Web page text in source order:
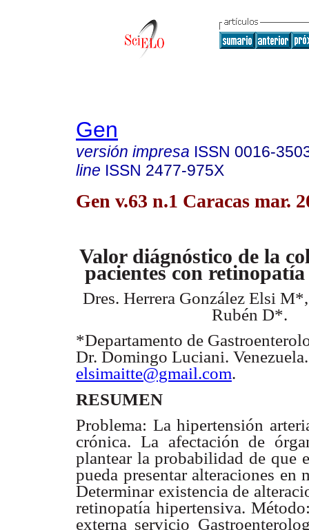
Gen
versión impresa ISSN 0016-
line ISSN 2477-975X
Gen v.63 n.1 Caracas mar.
Valor diágnóstico de la
pacientes con
Dres. Herrera González Elsi
Rubén D*.
*Departamento de
Dr. Domingo Luciani. Venezuela.
elsimaitte@gmail.com.
RESUMEN
Problema: La hipertensión
crónica. La afectación de
plantear la probabilidad de que
pueda presentar alteraciones en
Determinar existencia de
retinopatía hipertensiva.
externa servicio